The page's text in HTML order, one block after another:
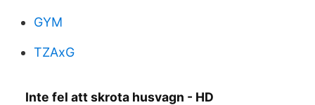
GYM
TZAxG
Inte fel att skrota husvagn - HD